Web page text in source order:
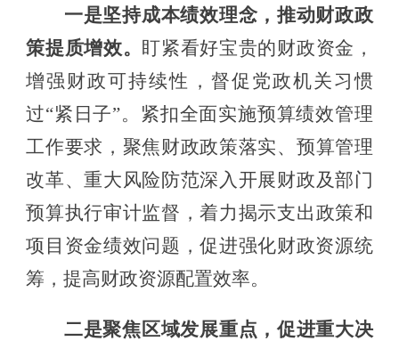
一是坚持成本绩效理念，推动财政政
策提质增效。 盯紧看好宝贵的财政资金，
增强财政可持续性，督促党政机关习惯
过“紧日子”。 紧扣全面实施预算绩效管理
工作要求， 聚焦财政政策落实、预算管理
改革、重大风险防范深入开展财政及部门
预算执行审计监督 ，着力揭示支出政策和
项目资金绩效问题，促进强化财政资源统
筹，提高财政资源配置效率。
二是聚焦区域发展重点 ，促进重大决